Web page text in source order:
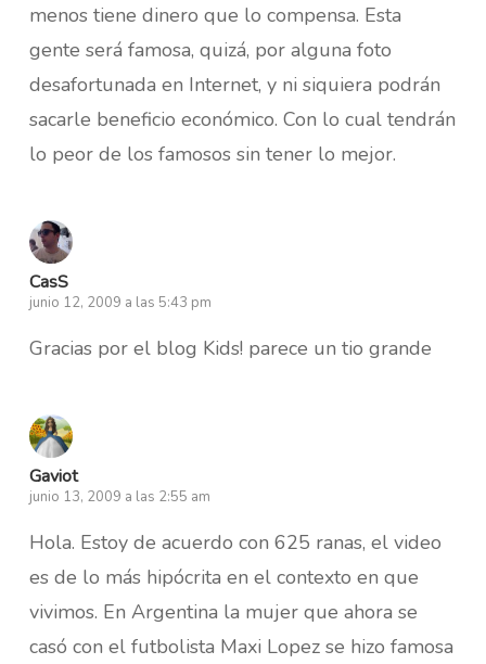
menos tiene dinero que lo compensa. Esta
gente será famosa, quizá, por alguna foto
desafortunada en Internet, y ni siquiera podrán
sacarle beneficio económico. Con lo cual tendrán
lo peor de los famosos sin tener lo mejor.
CasS
junio 12, 2009 a las 5:43 pm
Gracias por el blog Kids! parece un tio grande
Gaviot
junio 13, 2009 a las 2:55 am
Hola. Estoy de acuerdo con 625 ranas, el video
es de lo más hipócrita en el contexto en que
vivimos. En Argentina la mujer que ahora se
casó con el futbolista Maxi Lopez se hizo famosa